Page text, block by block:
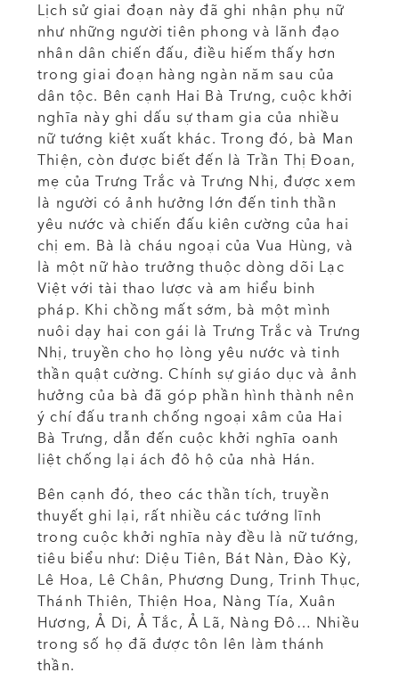
Lịch sử giai đoạn này đã ghi nhận phụ nữ
như những người tiên phong và lãnh đạo
nhân dân chiến đấu, điều hiếm thấy hơn
trong giai đoạn hàng ngàn năm sau của
dân tộc. Bên cạnh Hai Bà Trưng, cuộc khởi
nghĩa này ghi dấu sự tham gia của nhiều
nữ tướng kiệt xuất khác. Trong đó, bà Man
Thiện, còn được biết đến là Trần Thị Đoan,
mẹ của Trưng Trắc và Trưng Nhị, được xem
là người có ảnh hưởng lớn đến tinh thần
yêu nước và chiến đấu kiên cường của hai
chị em. Bà là cháu ngoại của Vua Hùng, và
là một nữ hào trưởng thuộc dòng dõi Lạc
Việt với tài thao lược và am hiểu binh
pháp. Khi chồng mất sớm, bà một mình
nuôi dạy hai con gái là Trưng Trắc và Trưng
Nhị, truyền cho họ lòng yêu nước và tinh
thần quật cường. Chính sự giáo dục và ảnh
hưởng của bà đã góp phần hình thành nên
ý chí đấu tranh chống ngoại xâm của Hai
Bà Trưng, dẫn đến cuộc khởi nghĩa oanh
liệt chống lại ách đô hộ của nhà Hán.
Bên cạnh đó, theo các thần tích, truyền
thuyết ghi lại, rất nhiều các tướng lĩnh
trong cuộc khởi nghĩa này đều là nữ tướng,
tiêu biểu như: Diệu Tiên, Bát Nàn, Đào Kỳ,
Lê Hoa, Lê Chân, Phương Dung, Trinh Thục,
Thánh Thiên, Thiện Hoa, Nàng Tía, Xuân
Hương, Ả Di, Ả Tắc, Ả Lã, Nàng Đô… Nhiều
trong số họ đã được tôn lên làm thánh
thần.